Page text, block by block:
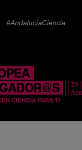
#AndalucíaCiencia